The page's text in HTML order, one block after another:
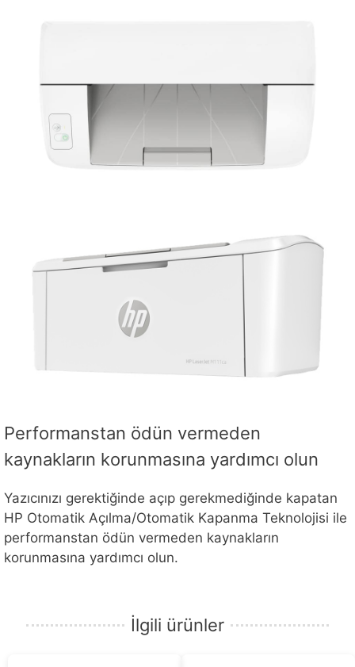
Performanstan ödün vermeden
kaynakların korunmasına yardımcı olun
Yazıcınızı gerektiğinde açıp gerekmediğinde kapatan
HP Otomatik Açılma/Otomatik Kapanma Teknolojisi ile
performanstan ödün vermeden kaynakların
korunmasına yardımcı olun.
İlgili ürünler